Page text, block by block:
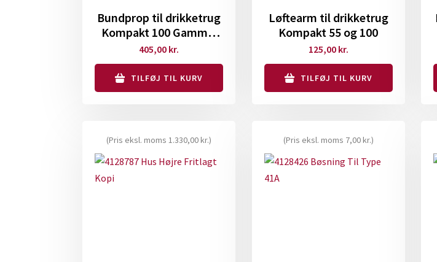
Bundprop til drikketrug
Kompakt 100 Gammel
model
405,00 kr.
TILFØJ TIL KURV
Løftearm til drikketrug
Kompakt 55 og 100
125,00 kr.
TILFØJ TIL KURV
(Pris eksl. moms1.330,00kr.) (Pris eksl. moms 7,00kr.)